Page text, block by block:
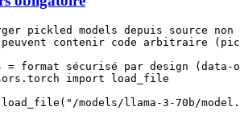
pickled models depuis source
contenir code arbitraire
= format sécurisé par design (data-
import load_file
load_file( "/models/llama-3-70b/